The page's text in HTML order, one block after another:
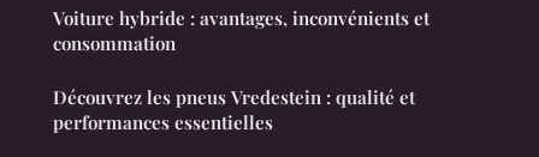
Voiture hybride : avantages, inconvénients et
consommation
Découvrez les pneus Vredestein : qualité et
performances essentielles